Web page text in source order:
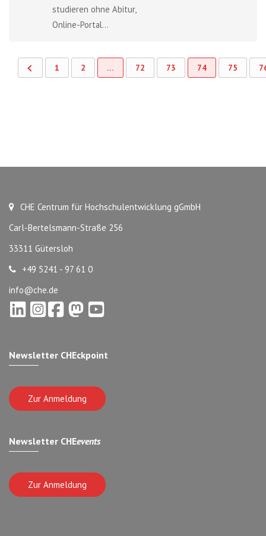
studieren ohne Abitur,
Online-Portal...
1 2 … 72 73 74 75
CHE Centrum für Hochschulentwicklung gGmbH
Carl-Bertelsmann-Straße 256
33311 Gütersloh
+49 5241 - 97 61 0
info@che.de
Newsletter CHEckpoint
Zur Anmeldung
Newsletter CHEevents
Zur Anmeldung